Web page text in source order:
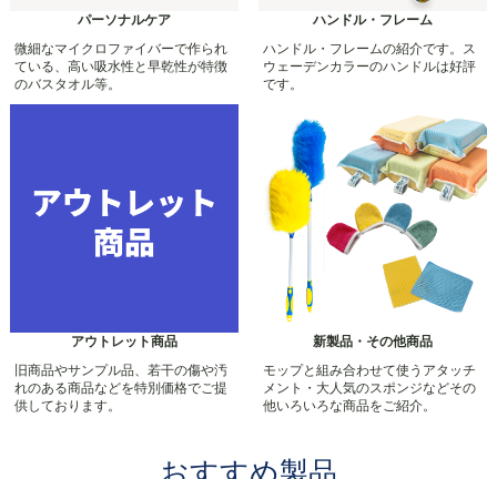
パーソナルケア
微細なマイクロファイバーで作られ
ている、高い吸水性と早乾性が特徴
のバスタオル等。
ハンドル・フレーム
ハンドル・フレームの紹介です。ス
ウェーデンカラーのハンドルは好評
です。
アウトレット商品
旧商品やサンプル品、若干の傷や汚
れのある商品などを特別価格でご提
供しております。
新製品・その他商品
モップと組み合わせて使うアタッチ
メント・大人気のスポンジなどその
他いろいろな商品をご紹介。